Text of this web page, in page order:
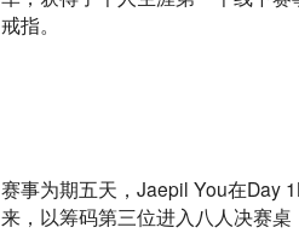
戒指。
赛事为期五天，Jaepil You在Day
来，以筹码第三位进入八人决赛桌